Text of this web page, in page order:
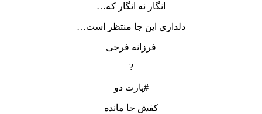
انگار نه انگار که…
دلداری این جا منتظر است…
فرزانه فرجی
?
#پارت دو
کفش جا مانده